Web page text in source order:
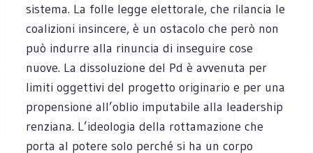
sistema. La folle legge elettorale, che rilancia le
coalizioni insincere, è un ostacolo che però non
può indurre alla rinuncia di inseguire cose
nuove. La dissoluzione del Pd è avvenuta per
limiti oggettivi del progetto originario e per una
propensione all’oblio imputabile alla leadership
renziana. L’ideologia della rottamazione che
porta al potere solo perché si ha un corpo